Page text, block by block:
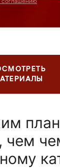
соглашению
чем